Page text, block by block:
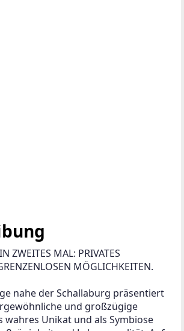
ZWEITES MAL: PRIVATES
MÖGLICHKEITEN.
nahe der Schallaburg präsentiert
und großzügige
wahres Unikat und als Symbiose